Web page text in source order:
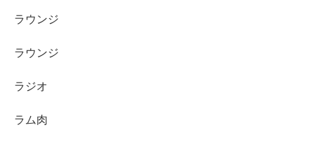
ラウンジ
ラウンジ
ラジオ
ラム肉